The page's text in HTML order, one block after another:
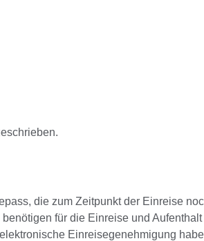
die zum Zeitpunkt der Einreise
für die Einreise und
Einreisegenehmigung